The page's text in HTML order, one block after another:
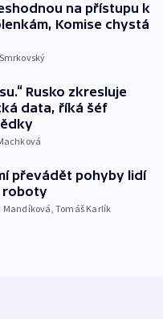
na přístupu k
Komise chystá
Rusko zkresluje
data, říká šéf
převádět pohyby lidí
roboty
Mandíková,Tomáš Karlík